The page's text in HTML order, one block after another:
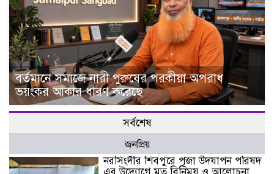
বর্তমানে সমাজে নারী পুরুষের পরকীয়া অপরাধ
ভয়ংকর আকার ধারণ করেছে
সর্বশেষ
জনপ্রিয়
নরসিংদীর শিবপুরে পূজা উদযাপন পরিষদ